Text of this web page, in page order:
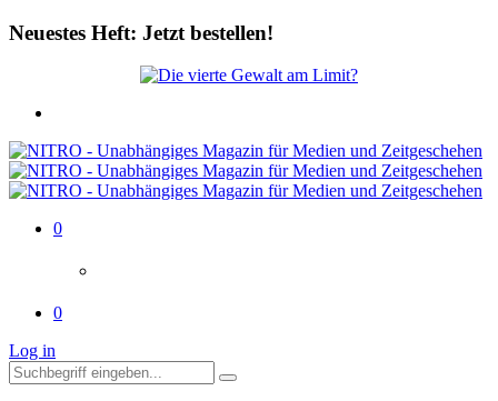
Neuestes Heft: Jetzt bestellen!
0
0
Log in